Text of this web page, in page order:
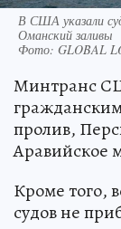
В США указали
Оманский заливы
Фото: GLOBAL
Минтранс
пролив,
Аравийское
Кроме того,
судов не